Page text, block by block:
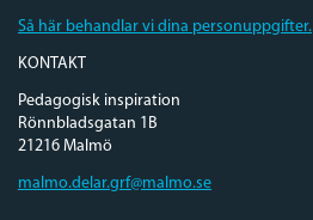
Så här behandlar vi dina personuppgifter.
KONTAKT
Pedagogisk inspiration
Rönnbladsgatan 1B
21216 Malmö
malmo.delar.grf@malmo.se